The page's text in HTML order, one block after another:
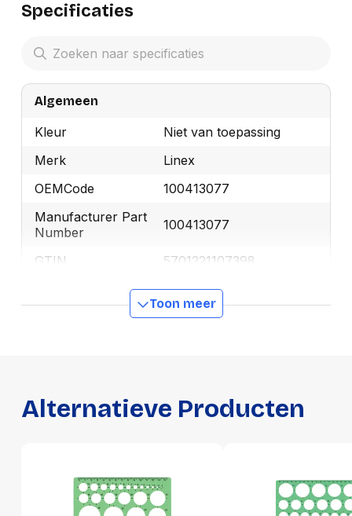
Specificaties
Algemeen
Kleur
Niet van toepassing
Merk
Linex
OEMCode
100413077
Manufacturer Part
Number
100413077
GTIN 5701221107398
Productformaat
Gewicht
32 g
Toon meer
Alternatieve Producten